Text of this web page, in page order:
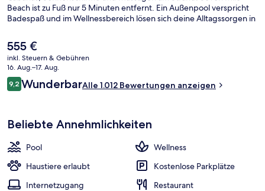
Beach ist zu Fuß nur 5 Minuten entfernt. Ein Außenpool verspricht
Badespaß und im Wellnessbereich lösen sich deine Alltagssorgen in
Ganzkörperwickel und Gesichtsbehandlungen. Beach House, eins
von 6 Restaurants, serviert Fisch und Meeresfrüchte und ist zum
Abendessen geöffnet. Als weitere Highlights bietet dieses Resort
im luxuriösen Stil 2 Bars/Lounges, eine Strandbar und einen rund
um die Uhr geöffneten Fitnessbereich. Das hilfsbereite Personal
und die Lage in Strandnähe erhalten tolle Bewertungen von
Der
aktuelle
Preis
beträgt
555 €.
555 €
inkl. Steuern & Gebühren
16. Aug.–17. Aug.
Bewertungen
9,29,2 von 10.
WunderbarAlle 1.012 Bewertungen anzeigen
Beliebte Annehmlichkeiten
Pool
Wellness
Haustiere erlaubt
Kostenlose Parkplätze
Internetzugang
Restaurant